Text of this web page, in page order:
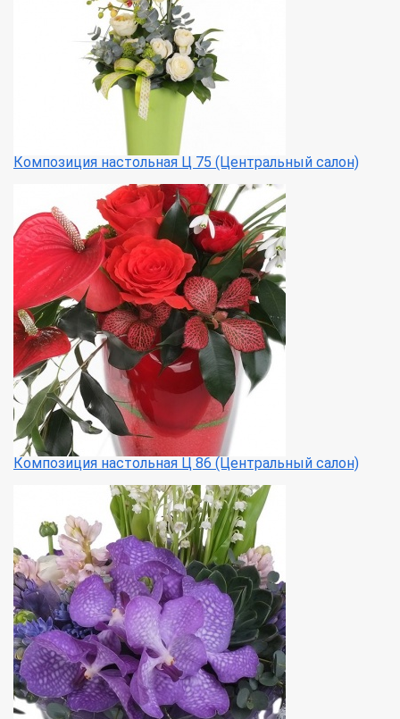
Композиция настольная Ц 75 (Центральный салон)
Композиция настольная Ц 86 (Центральный салон)